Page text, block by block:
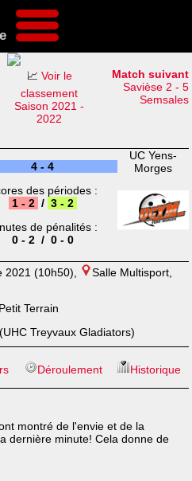
📈 Voir le
classement
Saison 2021 -
2022
Match suivant
Savièse 2 - 5
Semsales
4 - 4
des périodes :
1 - 2 / 3 - 2
de pénalités :
0 - 2 / 0 - 0
UC Yens-
Morges
2021 (10h50),
Salle Multisport,
Terrain
Treyvaux Gladiators)
Déroulement Historique
montré de l'envie et de la
dernière minute! Cela donne de